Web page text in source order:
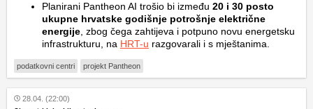
Planirani Pantheon AI trošio bi između 20 i 30 posto
ukupne hrvatske godišnje potrošnje električne
energije, zbog čega zahtijeva i potpuno novu energetsku
infrastrukturu, na HRT-u razgovarali i s mještanima.
podatkovni centri projekt Pantheon
28.04. (22:00)